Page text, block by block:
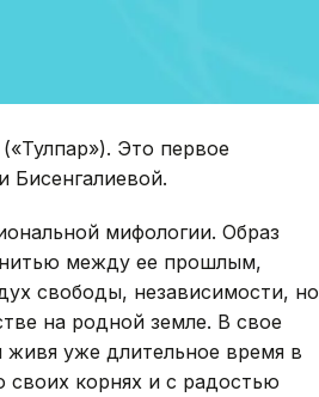
Это первое
Бисенгалиевой.
мифологии. Образ
нитью между ее прошлым,
свободы, независимости, но
на родной земле. В свое
живя уже длительное время в
своих корнях и с радостью